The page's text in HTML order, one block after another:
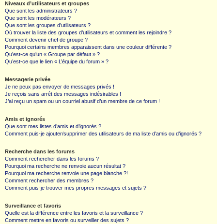
Niveaux d’utilisateurs et groupes
Que sont les administrateurs ?
Que sont les modérateurs ?
Que sont les groupes d’utilisateurs ?
Où trouver la liste des groupes d’utilisateurs et comment les rejoindre ?
Comment devenir chef de groupe ?
Pourquoi certains membres apparaissent dans une couleur différente ?
Qu’est-ce qu’un « Groupe par défaut » ?
Qu’est-ce que le lien « L’équipe du forum » ?
Messagerie privée
Je ne peux pas envoyer de messages privés !
Je reçois sans arrêt des messages indésirables !
J’ai reçu un spam ou un courriel abusif d’un membre de ce forum !
Amis et ignorés
Que sont mes listes d’amis et d’ignorés ?
Comment puis-je ajouter/supprimer des utilisateurs de ma liste d’amis ou d’ignorés ?
Recherche dans les forums
Comment rechercher dans les forums ?
Pourquoi ma recherche ne renvoie aucun résultat ?
Pourquoi ma recherche renvoie une page blanche ?!
Comment rechercher des membres ?
Comment puis-je trouver mes propres messages et sujets ?
Surveillance et favoris
Quelle est la différence entre les favoris et la surveillance ?
Comment mettre en favoris ou surveiller des sujets ?